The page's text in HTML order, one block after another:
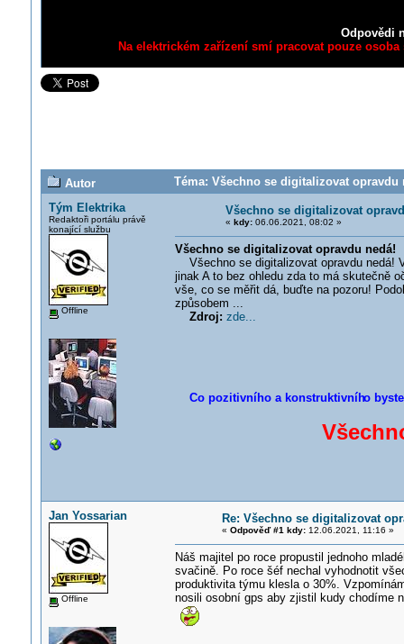
Odpovědi
Na elektrickém zařízení smí pracovat pouze
Autor
Téma: Všechno se digitalizovat opravdu
Tým Elektrika
Redaktoři portálu právě
konající službu
Offline
Všechno se digitalizovat
« kdy:06.06.2021, 08:02 »
Všechno se digitalizovat opravdu nedá!
Všechno se digitalizovat opravdu nedá!
jinak A to bez ohledu zda to má skutečně
vše, co se měřit dá, buďte na pozoru!
způsobem ...
Zdroj: zde...
Co pozitivního a konstruktivního
Jan Yossarian
Offline
Re: Všechno se digitalizovat
« Odpověď #1 kdy:12.06.2021, 11:16 »
Náš majitel po roce propustil jednoho
svačině. Po roce šéf nechal vyhodnotit
produktivita týmu klesla o 30%.
nosili osobní gps aby zjistil kudy chodíme